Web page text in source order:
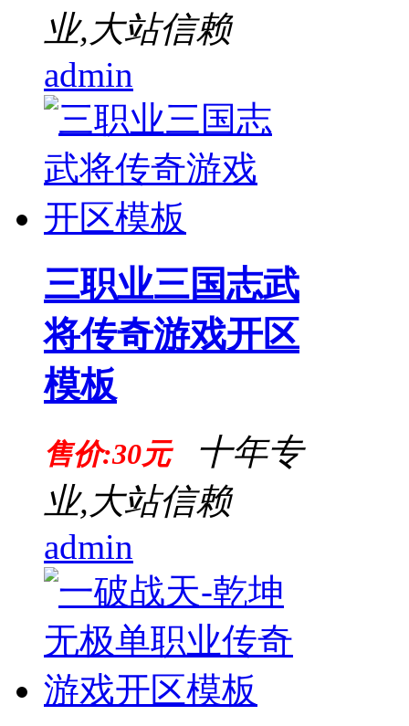
业,大站信赖
admin
三职业三国志武
将传奇游戏开区
模板
售价:30元
十年专
业,大站信赖
admin